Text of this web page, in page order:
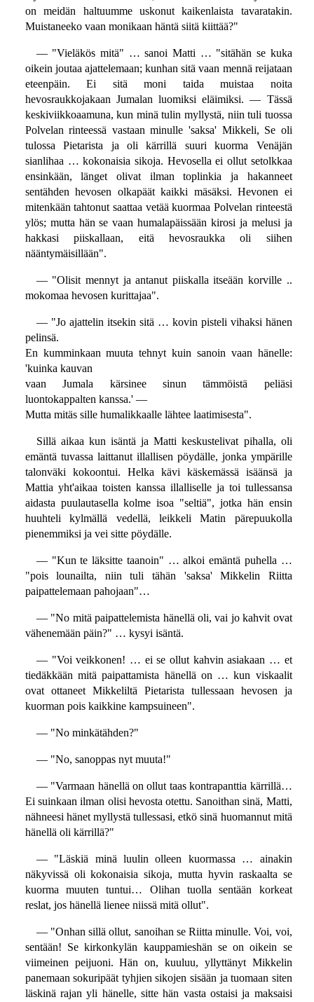
on meidän haltuumme uskonut kaikenlaista tavaratakin.
Muistaneeko vaan monikaan häntä siitä kiittää?"
— "Vieläkös mitä" … sanoi Matti … "sitähän se kuka
oikein joutaa ajattelemaan; kunhan sitä vaan mennä reijataan
eteenpäin. Ei sitä moni taida muistaa noita
hevosraukkojakaan Jumalan luomiksi eläimiksi. — Tässä
keskiviikkoaamuna, kun minä tulin myllystä, niin tuli tuossa
Polvelan rinteessä vastaan minulle 'saksa' Mikkeli, Se oli
tulossa Pietarista ja oli kärrillä suuri kuorma Venäjän
sianlihaa … kokonaisia sikoja. Hevosella ei ollut setolkkaa
ensinkään, länget olivat ilman toplinkia ja hakanneet
sentähden hevosen olkapäät kaikki mäsäksi. Hevonen ei
mitenkään tahtonut saattaa vetää kuormaa Polvelan rinteestä
ylös; mutta hän se vaan humalapäissään kirosi ja melusi ja
hakkasi piiskallaan, eitä hevosraukka oli siihen
nääntymäisillään".
— "Olisit mennyt ja antanut piiskalla itseään korville ..
mokomaa hevosen kurittajaa".
— "Jo ajattelin itsekin sitä … kovin pisteli vihaksi hänen
pelinsä.
En kumminkaan muuta tehnyt kuin sanoin vaan hänelle:
'kuinka kauvan
vaan Jumala kärsinee sinun tämmöistä peliäsi
luontokappalten kanssa.' —
Mutta mitäs sille humalikkaalle lähtee laatimisesta".
Sillä aikaa kun isäntä ja Matti keskustelivat pihalla, oli
emäntä tuvassa laittanut illallisen pöydälle, jonka ympärille
talonväki kokoontui. Helka kävi käskemässä isäänsä ja
Mattia yht'aikaa toisten kanssa illalliselle ja toi tullessansa
aidasta puulautasella kolme isoa "seltiä", jotka hän ensin
huuhteli kylmällä vedellä, leikkeli Matin pärepuukolla
pienemmiksi ja vei sitte pöydälle.
— "Kun te läksitte taanoin" … alkoi emäntä puhella …
"pois lounailta, niin tuli tähän 'saksa' Mikkelin Riitta
paipattelemaan pahojaan"…
— "No mitä paipattelemista hänellä oli, vai jo kahvit ovat
vähenemään päin?" … kysyi isäntä.
— "Voi veikkonen! … ei se ollut kahvin asiakaan … et
tiedäkkään mitä paipattamista hänellä on … kun viskaalit
ovat ottaneet Mikkeliltä Pietarista tullessaan hevosen ja
kuorman pois kaikkine kampsuineen".
— "No minkätähden?"
— "No, sanoppas nyt muuta!"
— "Varmaan hänellä on ollut taas kontrapanttia kärrillä…
Ei suinkaan ilman olisi hevosta otettu. Sanoithan sinä, Matti,
nähneesi hänet myllystä tullessasi, etkö sinä huomannut mitä
hänellä oli kärrillä?"
— "Läskiä minä luulin olleen kuormassa … ainakin
näkyvissä oli kokonaisia sikoja, mutta hyvin raskaalta se
kuorma muuten tuntui… Olihan tuolla sentään korkeat
reslat, jos hänellä lienee niissä mitä ollut".
— "Onhan sillä ollut, sanoihan se Riitta minulle. Voi, voi,
sentään! Se kirkonkylän kauppamieshän se on oikein se
viimeinen peijuoni. Hän on, kuuluu, yllyttänyt Mikkelin
panemaan sokuripäät tyhjien sikojen sisään ja tuomaan siten
läskinä rajan yli hänelle, sitte hän vasta ostaisi ja maksaisi